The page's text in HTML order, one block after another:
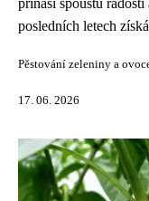
přináší spoustu
posledních letech
Pěstování zeleniny a
17. 06. 2026